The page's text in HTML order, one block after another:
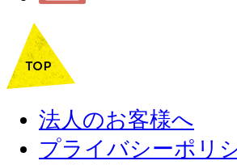
法人のお客様へ
プライバシーポリ